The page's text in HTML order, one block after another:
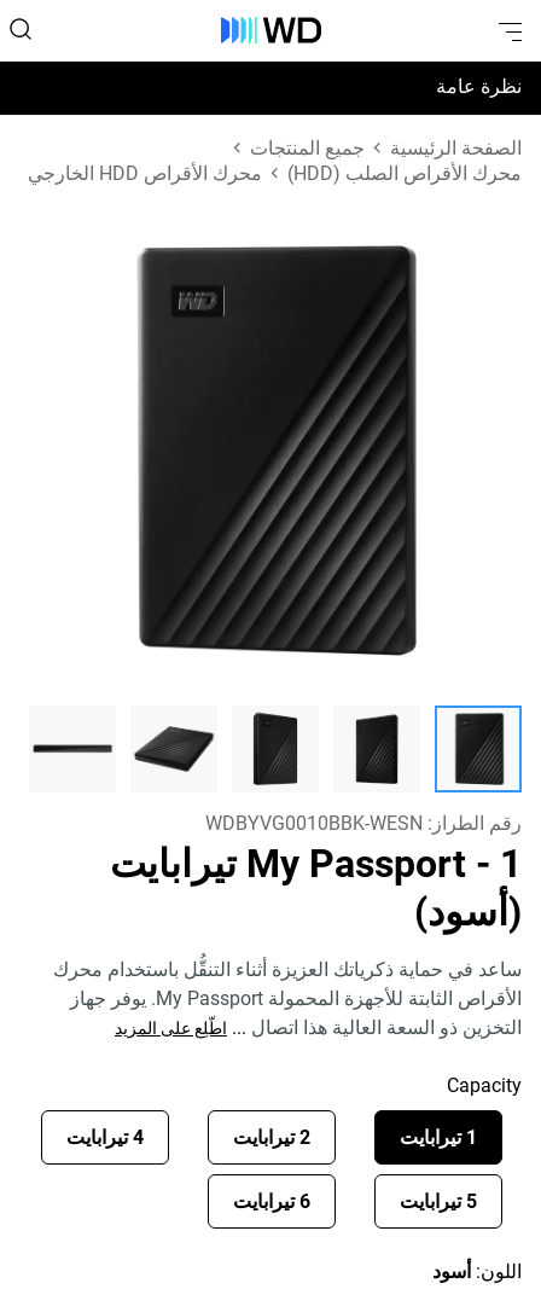
نظرة عامة
المواصفات
الصفحة الرئيسية
جميع المنتجات
محرك الأقراص الصلب (HDD)
محرك الأقراص HDD الخارجي
رقم الطراز: WDBYVG0010BBK-WESN
My Passport - 1 تيرابايت
(أسود)
ساعد في حماية ذكرياتك العزيزة أثناء التنقُّل باستخدام محرك
الأقراص الثابتة للأجهزة المحمولة My Passport. يوفر جهاز
التخزين ذو السعة العالية هذا اتصال ... اطّلِع على المزيد
Capacity
1 تيرابايت 2 تيرابايت 4 تيرابايت
5 تيرابايت 6 تيرابايت
اللون: أسود